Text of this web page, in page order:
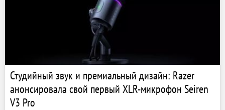
Студийный звук и премиальный дизайн: Razer
анонсировала свой первый XLR-микрофон Seiren
V3 Pro